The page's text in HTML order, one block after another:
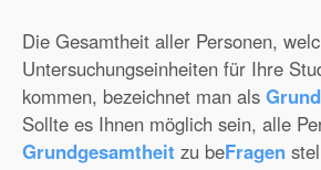
Die Gesamtheit aller Personen,
Untersuchungseinheiten für Ihre
kommen, bezeichnet man als
Sollte es Ihnen möglich sein, alle
Grundgesamtheit zu beFragen